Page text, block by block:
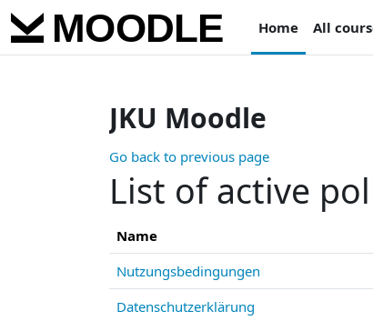
Skip to main content
Home
All
JKU Moodle
Go back to previous page
List of active
Name
Nutzungsbedingungen
Datenschutzerklärung